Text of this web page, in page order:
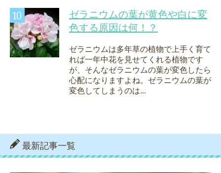
ゼラニウムの葉が黄色や白に変
色する原因は何！？
ゼラニウムは多年草の植物で上手く育て
れば一年中花を見せてくれる植物です
が、そんなゼラニウムの葉が変色したら
心配になりますよね。ゼラニウムの葉が
変色してしまうのは...
最新記事一覧